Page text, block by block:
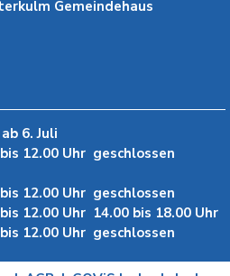
Gemeindehaus
6. Juli
12.00 Uhr geschlossen
12.00 Uhr geschlossen
12.00 Uhr 14.00 bis 18.00 Uhr
12.00 Uhr geschlossen